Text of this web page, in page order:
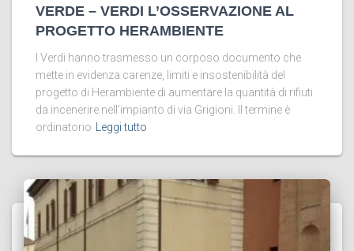
VERDE – VERDI L’OSSERVAZIONE AL
PROGETTO HERAMBIENTE
I Verdi hanno trasmesso un corposo documento che
mette in evidenza carenze, limiti e insostenibilità del
progetto di Herambiente di aumentare la quantità di rifiuti
da incenerire nell’impianto di via Grigioni. Il termine è
ordinatorio
Leggi tutto